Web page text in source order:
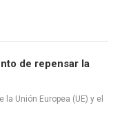
de repensar la
Unión Europea (UE) y el